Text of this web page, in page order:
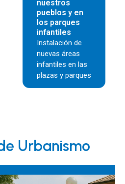
nuestros
pueblos y en
los parques
infantiles
Instalación de
nuevas áreas
infantiles en las
plazas y parques
Urbanismo